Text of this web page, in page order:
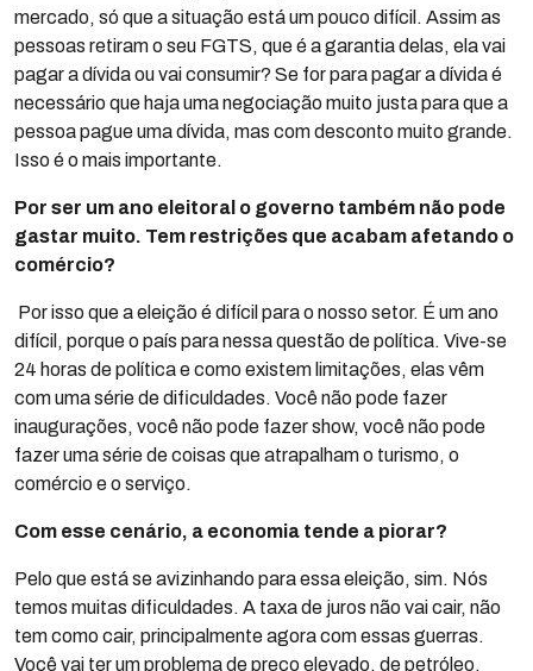
mercado, só que a situação está um pouco difícil. Assim as
pessoas retiram o seu FGTS, que é a garantia delas, ela vai
pagar a dívida ou vai consumir? Se for para pagar a dívida é
necessário que haja uma negociação muito justa para que a
pessoa pague uma dívida, mas com desconto muito grande.
Isso é o mais importante.
Por ser um ano eleitoral o governo também não pode
gastar muito. Tem restrições que acabam afetando o
comércio?
Por isso que a eleição é difícil para o nosso setor. É um ano
difícil, porque o país para nessa questão de política. Vive-se
24 horas de política e como existem limitações, elas vêm
com uma série de dificuldades. Você não pode fazer
inaugurações, você não pode fazer show, você não pode
fazer uma série de coisas que atrapalham o turismo, o
comércio e o serviço.
Com esse cenário, a economia tende a piorar?
Pelo que está se avizinhando para essa eleição, sim. Nós
temos muitas dificuldades. A taxa de juros não vai cair, não
tem como cair, principalmente agora com essas guerras.
Você vai ter um problema de preço elevado, de petróleo,